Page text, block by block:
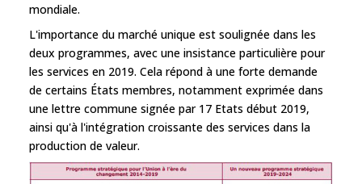
mondiale.
L'importance du marché unique est soulignée dans les
deux programmes, avec une insistance particulière pour
les services en 2019. Cela répond à une forte demande
de certains États membres, notamment exprimée dans
une lettre commune signée par 17 Etats début 2019,
ainsi qu'à l'intégration croissante des services dans la
production de valeur.